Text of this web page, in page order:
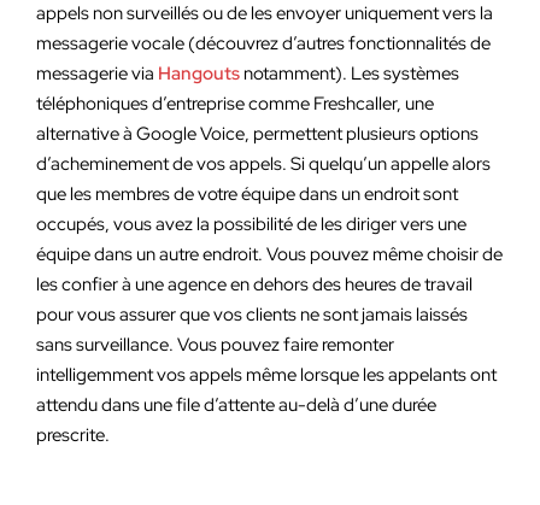
appels non surveillés ou de les envoyer uniquement vers la
messagerie vocale (découvrez d’autres fonctionnalités de
messagerie via Hangouts notamment). Les systèmes
téléphoniques d’entreprise comme Freshcaller, une
alternative à Google Voice, permettent plusieurs options
d’acheminement de vos appels. Si quelqu’un appelle alors
que les membres de votre équipe dans un endroit sont
occupés, vous avez la possibilité de les diriger vers une
équipe dans un autre endroit. Vous pouvez même choisir de
les confier à une agence en dehors des heures de travail
pour vous assurer que vos clients ne sont jamais laissés
sans surveillance. Vous pouvez faire remonter
intelligemment vos appels même lorsque les appelants ont
attendu dans une file d’attente au-delà d’une durée
prescrite.